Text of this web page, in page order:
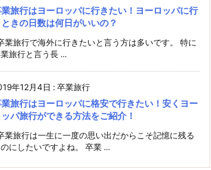
旅行はヨーロッパに行きたい！ヨーロッパに行
ときの日数は何日がいいの？
業旅行で海外に行きたいと言う方は多いです。 特に
旅行と言う長 ...
年12月4日 : 卒業旅行
旅行はヨーロッパに格安で行きたい！安くヨー
ッパ旅行ができる方法をご紹介！
業旅行は一生に一度の思い出だからこそ記憶に残る
のにしたいですよね。 卒業 ...